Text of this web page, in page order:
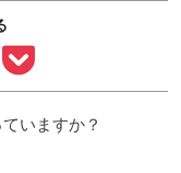
いますか？